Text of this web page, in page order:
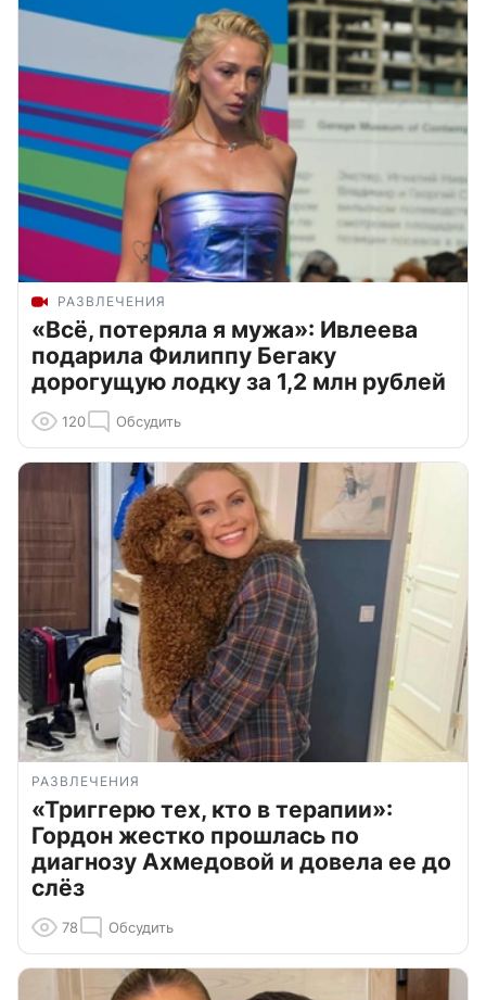
РАЗВЛЕЧЕНИЯ
«Всё, потеряла я мужа»: Ивлеева
подарила Филиппу Бегаку
дорогущую лодку за 1,2 млн рублей
120 Обсудить
РАЗВЛЕЧЕНИЯ
«Триггерю тех, кто в терапии»:
Гордон жестко прошлась по
диагнозу Ахмедовой и довела ее до
слёз
78 Обсудить